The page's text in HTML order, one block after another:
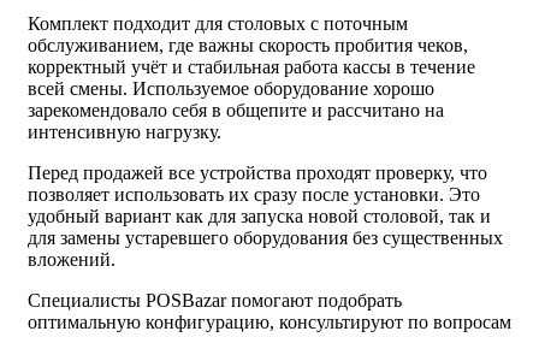
Комплект подходит для столовых с поточным
обслуживанием, где важны скорость пробития чеков,
корректный учёт и стабильная работа кассы в течение
всей смены. Используемое оборудование хорошо
зарекомендовало себя в общепите и рассчитано на
интенсивную нагрузку.
Перед продажей все устройства проходят проверку, что
позволяет использовать их сразу после установки. Это
удобный вариант как для запуска новой столовой, так и
для замены устаревшего оборудования без существенных
вложений.
Специалисты POSBazar помогают подобрать
оптимальную конфигурацию, консультируют по вопросам